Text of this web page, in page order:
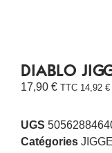
DIABLO
17,90 € TTC 14,92 €
UGS
Catégories